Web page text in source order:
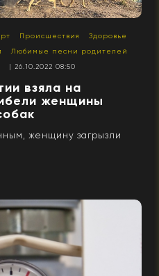
Происшествия
Здоровье
Любимые песни родителей
| 26.10.2022 08:50
взяла на
женщины
женщину загрызли